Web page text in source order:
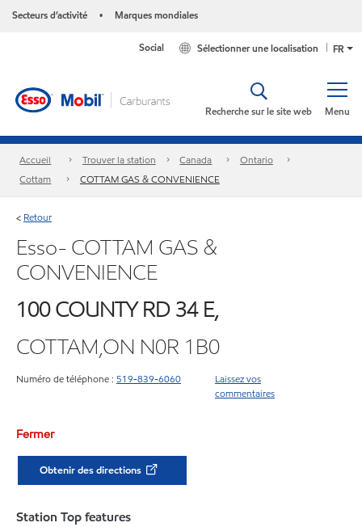
Secteurs d’activité • Marques mondiales
FR
Sélectionner une localisation
Social
Menu
Recherche sur le site web
Accueil Trouver la station Canada
Ontario
Cottam
COTTAM GAS & CONVENIENCE
< Retour
Esso- COTTAM GAS &
CONVENIENCE
100 COUNTY RD 34 E,
COTTAM,ON N0R 1B0
Numéro de téléphone : 519-839-6060
Laissez vos
commentaires
Fermer
Obtenir des directions
Station Top features